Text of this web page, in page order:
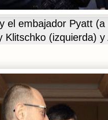
el embajador Pyatt
Klitschko (izquierda)